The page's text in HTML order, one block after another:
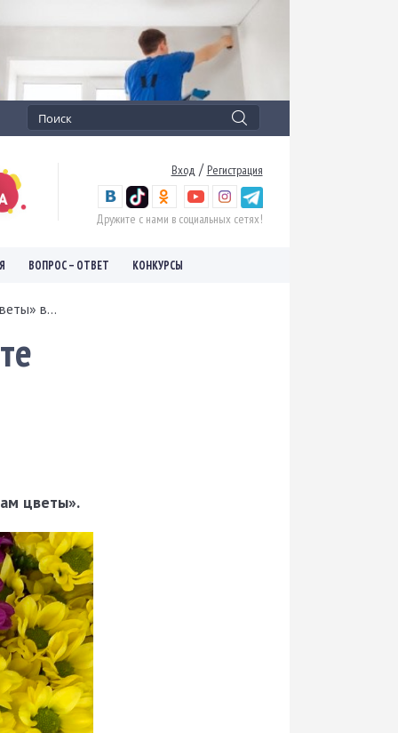
Вход / Регистрация
Дружите с нами в социальных сетях!
ВОПРОС – ОТВЕТ КОНКУРСЫ
в...
цветы».